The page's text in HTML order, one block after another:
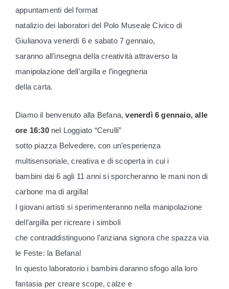
appuntamenti del format
natalizio dei laboratori del Polo Museale Civico di
Giulianova venerdì 6 e sabato 7 gennaio,
saranno all’insegna della creatività attraverso la
manipolazione dell’argilla e l’ingegneria
della carta.
Diamo il benvenuto alla Befana,venerdì 6 gennaio, alle
ore 16:30nel Loggiato “Cerulli”
sotto piazza Belvedere, con un’esperienza
multisensoriale, creativa e di scoperta in cui i
bambini dai 6 agli 11 anni si sporcheranno le mani non di
carbone ma di argilla!
I giovani artisti si sperimenteranno nella manipolazione
dell’argilla per ricreare i simboli
che contraddistinguono l’anziana signora che spazza via
le Feste: la Befana!
In questo laboratorio i bambini daranno sfogo alla loro
fantasia per creare scope, calze e